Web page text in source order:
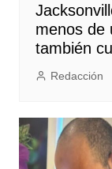
menos de
también
Redacción